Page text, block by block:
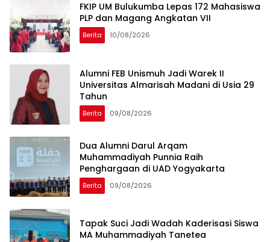
FKIP UM Bulukumba Lepas 172 Mahasiswa
PLP dan Magang Angkatan VII
Berita 10/08/2026
Alumni FEB Unismuh Jadi Warek II
Universitas Almarisah Madani di Usia 29
Tahun
Berita 09/08/2026
Dua Alumni Darul Arqam
Muhammadiyah Punnia Raih
Penghargaan di UAD Yogyakarta
Berita 09/08/2026
Tapak Suci Jadi Wadah Kaderisasi Siswa
MA Muhammadiyah Tanetea